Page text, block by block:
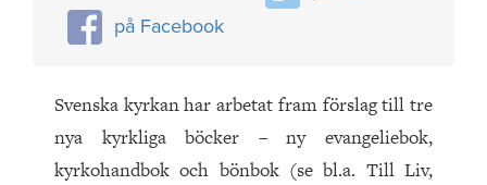
på Facebook
Svenska kyrkan har arbetat fram förslag till tre
nya kyrkliga böcker – ny evangeliebok,
kyrkohandbok och bönbok (se bl.a. Till Liv,